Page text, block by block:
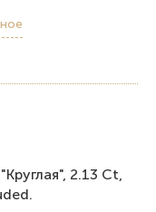
2.13 Ct,